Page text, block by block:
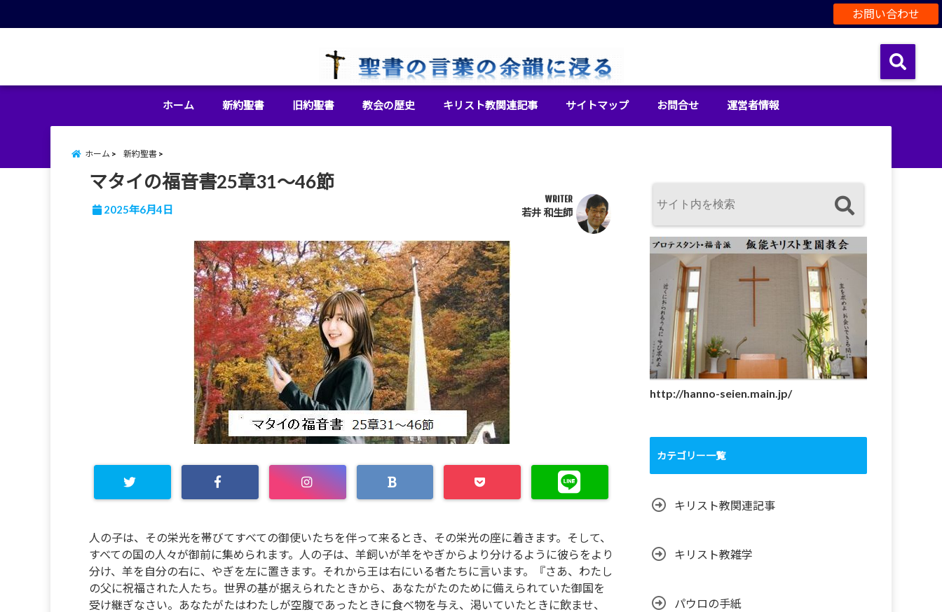
お問い合わせ
ホーム 新約聖書 旧約聖書 教会の歴史 キリスト教関連記事 サイトマップ お問合せ 運営者情報
ホーム 新約聖書
マタイの福音書25章31～46節
2025年6月4日
WRITER
若井 和生師
人の子は、その栄光を帯びてすべての御使いたちを伴って来るとき、その栄光の座に着きます。そして、
すべての国の人々が御前に集められます。人の子は、羊飼いが羊をやぎからより分けるように彼らをより
分け、羊を自分の右に、やぎを左に置きます。それから王は右にいる者たちに言います。『さあ、わたし
の父に祝福された人たち。世界の基が据えられたときから、あなたがたのために備えられていた御国を
受け継ぎなさい。あなたがたはわたしが空腹であったときに食べ物を与え、渇いていたときに飲ませ、
http://hanno-seien.main.jp/
カテゴリー一覧
キリスト教関連記事
キリスト教雑学
パウロの手紙